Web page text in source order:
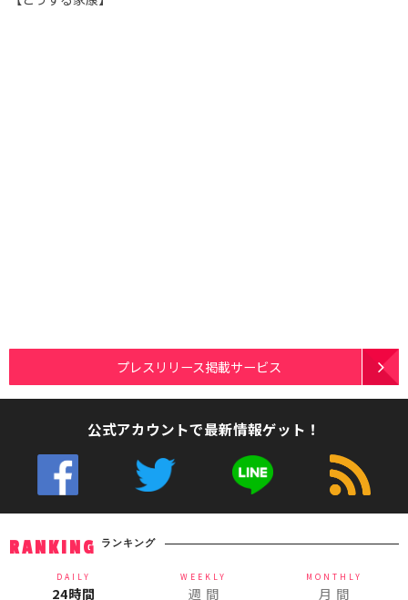
プレスリリース掲載サービス
公式アカウントで最新情報ゲット！
RANKING ランキング
DAILY
24時間
WEEKLY
週 間
MONTHLY
月 間